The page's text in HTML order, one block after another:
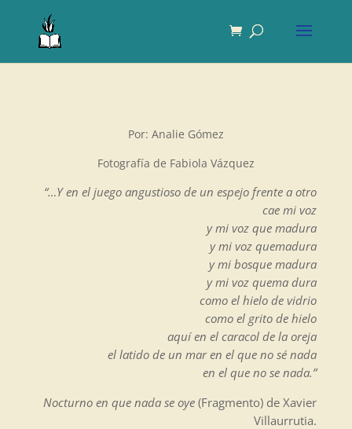
Por: Analie Gómez
Fotografía de Fabiola Vázquez
“…Y en el juego angustioso de un espejo frente a otro
cae mi voz
y mi voz que madura
y mi voz quemadura
y mi bosque madura
y mi voz quema dura
como el hielo de vidrio
como el grito de hielo
aquí en el caracol de la oreja
el latido de un mar en el que no sé nada
en el que no se nada.”
Nocturno en que nada se oye (Fragmento) de Xavier
Villaurrutia.